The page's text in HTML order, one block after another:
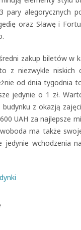
alegorycznych
oraz Sławę i
zakup biletów w
z niezwykle niskich
od dnia tygodnia
jedynie o 1 zł.
z okazją
UAH za najlepsze
ma także
wchodzenia